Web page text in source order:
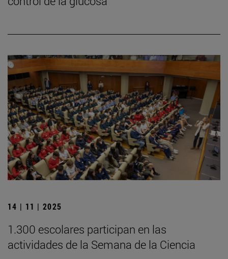
14 | 11 | 2025
1.300 escolares participan en las
actividades de la Semana de la Ciencia